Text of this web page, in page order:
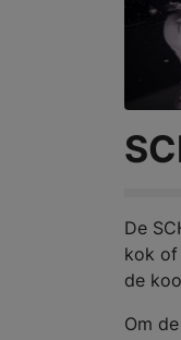
De
kok of
de
Om